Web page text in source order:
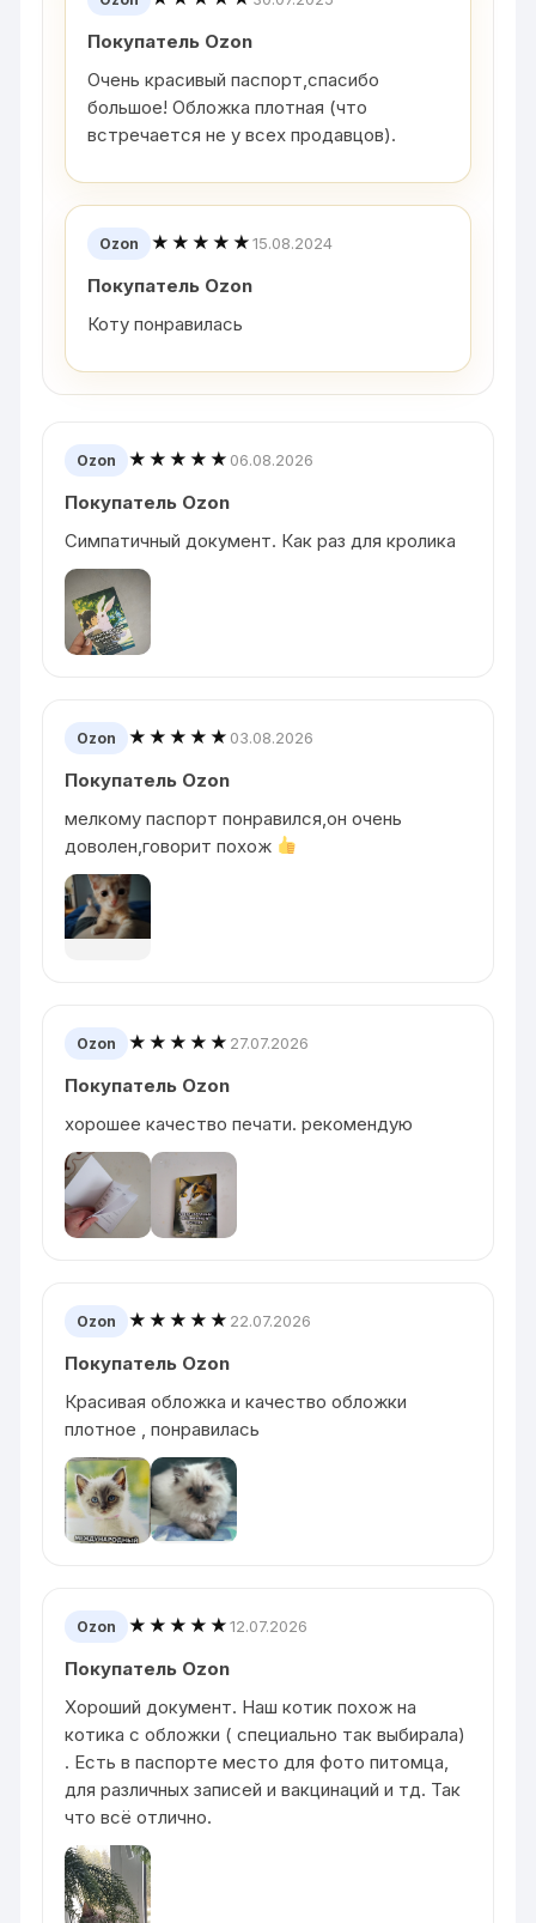
Покупатель Ozon
Очень красивый паспорт,спасибо
большое! Обложка плотная (что
встречается не у всех продавцов).
Ozon ★★★★★15.08.2024
Покупатель Ozon
Коту понравилась
Ozon ★★★★★ 06.08.2026
Покупатель Ozon
Симпатичный документ. Как раз для кролика
Ozon ★★★★★ 03.08.2026
Покупатель Ozon
мелкому паспорт понравился,он очень
доволен,говорит похож
Ozon ★★★★★ 27.07.2026
Покупатель Ozon
хорошее качество печати. рекомендую
Ozon ★★★★★ 22.07.2026
Покупатель Ozon
Красивая обложка и качество обложки
плотное , понравилась
Ozon ★★★★★12.07.2026
Покупатель Ozon
Хороший документ. Наш котик похож на
котика с обложки ( специально так выбирала)
. Есть в паспорте место для фото питомца,
для различных записей и вакцинаций и тд. Так
что всё отлично.